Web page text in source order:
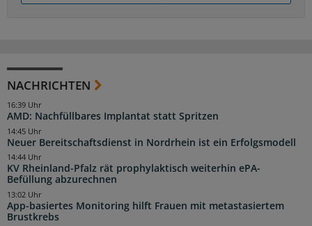
NACHRICHTEN
AMD: Nachfüllbares Implantat statt Spritzen
16:39 Uhr
Neuer Bereitschaftsdienst in Nordrhein ist ein Erfolgsmodell
14:45 Uhr
KV Rheinland-Pfalz rät prophylaktisch weiterhin ePA-
Befüllung abzurechnen
14:44 Uhr
App-basiertes Monitoring hilft Frauen mit metastasiertem
Brustkrebs
13:02 Uhr